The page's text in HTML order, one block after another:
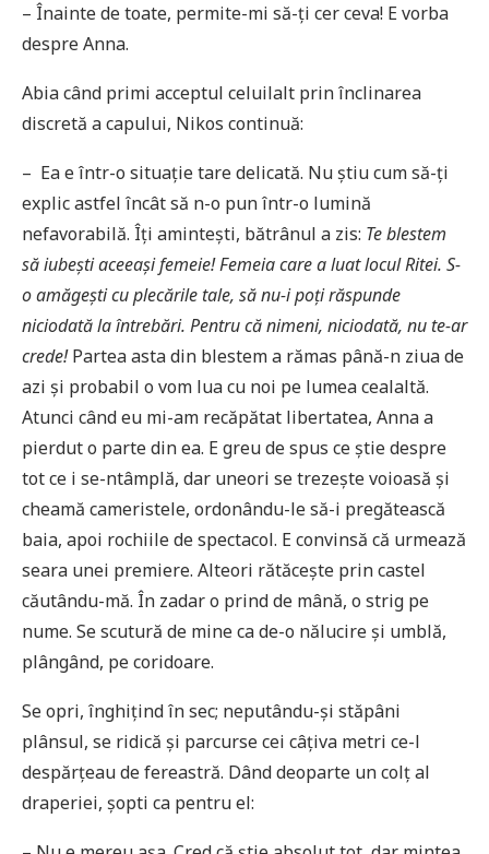
– Înainte de toate, permite-mi să-ți cer ceva! E vorba
despre Anna.
Abia când primi acceptul celuilalt prin înclinarea
discretă a capului, Nikos continuă:
– Ea e într-o situație tare delicată. Nu știu cum să-ți
explic astfel încât să n-o pun într-o lumină
nefavorabilă. Îți amintești, bătrânul a zis: Te blestem
să iubeşti aceeaşi femeie! Femeia care a luat locul Ritei. S-
o amăgeşti cu plecările tale, să nu-i poţi răspunde
niciodată la întrebări. Pentru că nimeni, niciodată, nu te-ar
crede!Partea asta din blestem a rămas până-n ziua de
azi și probabil o vom lua cu noi pe lumea cealaltă.
Atunci când eu mi-am recăpătat libertatea, Anna a
pierdut o parte din ea. E greu de spus ce știe despre
tot ce i se-ntâmplă, dar uneori se trezește voioasă și
cheamă cameristele, ordonându-le să-i pregătească
baia, apoi rochiile de spectacol. E convinsă că urmează
seara unei premiere. Alteori rătăcește prin castel
căutându-mă. În zadar o prind de mână, o strig pe
nume. Se scutură de mine ca de-o nălucire și umblă,
plângând, pe coridoare.
Se opri, înghițind în sec; neputându-și stăpâni
plânsul, se ridică și parcurse cei câțiva metri ce-l
despărțeau de fereastră. Dând deoparte un colț al
draperiei, șopti ca pentru el: